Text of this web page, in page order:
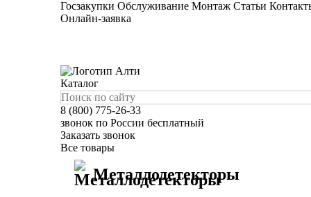
Госзакупки Обслуживание Монтаж Статьи
Онлайн-заявка
Каталог
8 (800) 775-26-33
звонок по России бесплатный
Заказать звонок
Все товары
Металлодетекторы